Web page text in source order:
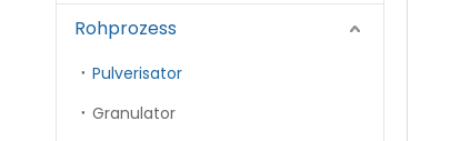
Rohprozess
Pulverisator
Granulator